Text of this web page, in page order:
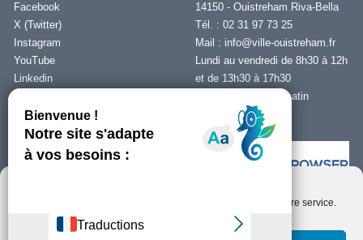
Nous utilisons des cookies pour optimiser notre site web et notre service.
Facebook
X (Twitter)
Instagram
YouTube
Linkedin
14150 - Ouistreham Riva-Bella
Tél. : 02 31 97 73 25
Mail : info@ville-ouistreham.fr
Lundi au vendredi de 8h30 à 12h
et de 13h30 à 17h30
Fermeture le jeudi matin
Nous contacter
Installer Ability Browser
Qu’est ce que Ability Browser ?